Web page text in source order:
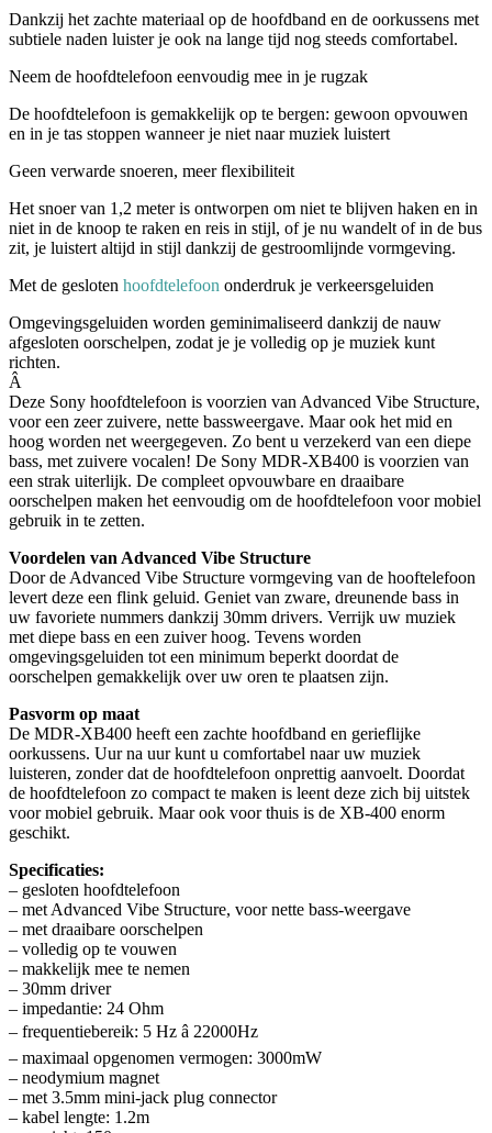
Dankzij het zachte materiaal op de hoofdband en de oorkussens met
subtiele naden luister je ook na lange tijd nog steeds comfortabel.
Neem de hoofdtelefoon eenvoudig mee in je rugzak
De hoofdtelefoon is gemakkelijk op te bergen: gewoon opvouwen
en in je tas stoppen wanneer je niet naar muziek luistert
Geen verwarde snoeren, meer flexibiliteit
Het snoer van 1,2 meter is ontworpen om niet te blijven haken en in
niet in de knoop te raken en reis in stijl, of je nu wandelt of in de bus
zit, je luistert altijd in stijl dankzij de gestroomlijnde vormgeving.
Met de gesloten hoofdtelefoon onderdruk je verkeersgeluiden
Omgevingsgeluiden worden geminimaliseerd dankzij de nauw
afgesloten oorschelpen, zodat je je volledig op je muziek kunt
richten.
Â
Deze Sony hoofdtelefoon is voorzien van Advanced Vibe Structure,
voor een zeer zuivere, nette bassweergave. Maar ook het mid en
hoog worden net weergegeven. Zo bent u verzekerd van een diepe
bass, met zuivere vocalen! De Sony MDR-XB400 is voorzien van
een strak uiterlijk. De compleet opvouwbare en draaibare
oorschelpen maken het eenvoudig om de hoofdtelefoon voor mobiel
gebruik in te zetten.
Voordelen van Advanced Vibe Structure
Door de Advanced Vibe Structure vormgeving van de hooftelefoon
levert deze een flink geluid. Geniet van zware, dreunende bass in
uw favoriete nummers dankzij 30mm drivers. Verrijk uw muziek
met diepe bass en een zuiver hoog. Tevens worden
omgevingsgeluiden tot een minimum beperkt doordat de
oorschelpen gemakkelijk over uw oren te plaatsen zijn.
Pasvorm op maat
De MDR-XB400 heeft een zachte hoofdband en gerieflijke
oorkussens. Uur na uur kunt u comfortabel naar uw muziek
luisteren, zonder dat de hoofdtelefoon onprettig aanvoelt. Doordat
de hoofdtelefoon zo compact te maken is leent deze zich bij uitstek
voor mobiel gebruik. Maar ook voor thuis is de XB-400 enorm
geschikt.
Specificaties:
– gesloten hoofdtelefoon
– met Advanced Vibe Structure, voor nette bass-weergave
– met draaibare oorschelpen
– volledig op te vouwen
– makkelijk mee te nemen
– 30mm driver
– impedantie: 24 Ohm
– frequentiebereik: 5 Hz â 22000Hz
– maximaal opgenomen vermogen: 3000mW
– neodymium magnet
– met 3.5mm mini-jack plug connector
– kabel lengte: 1.2m